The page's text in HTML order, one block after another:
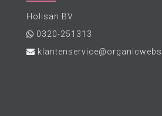
Holisan BV
0320-251313